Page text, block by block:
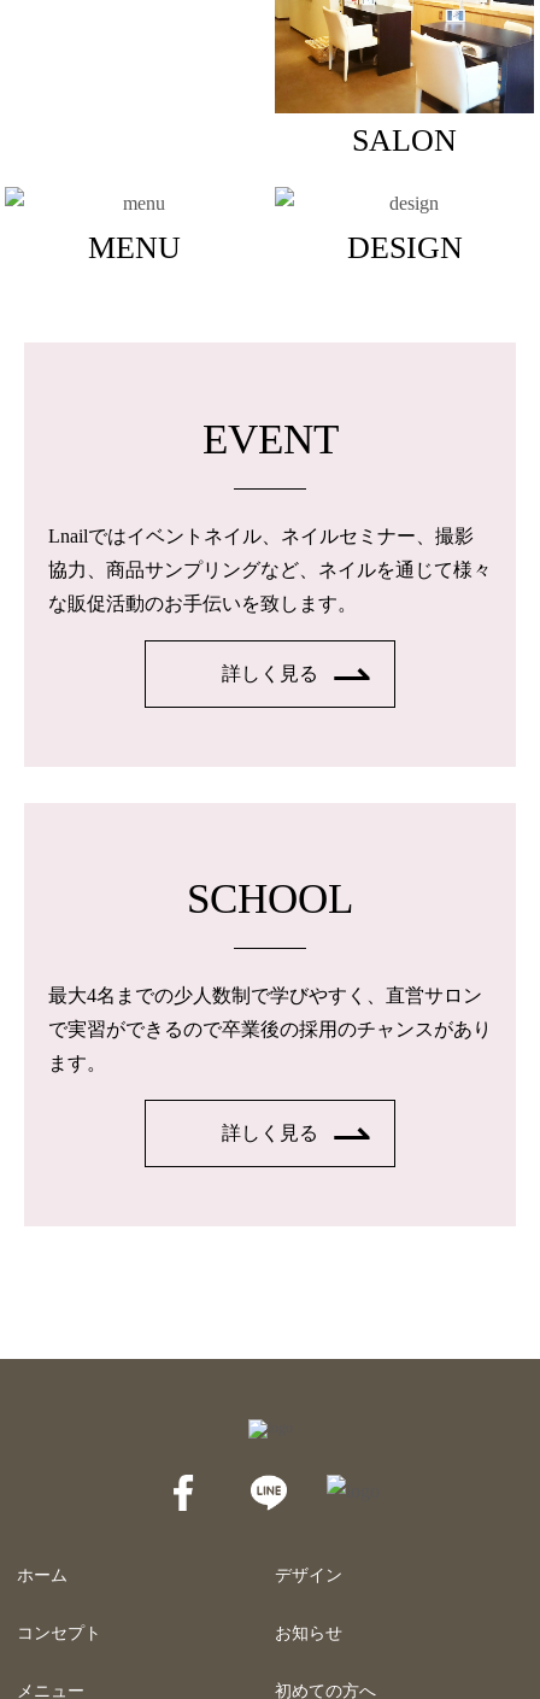
SALON
MENU DESIGN
EVENT
Lnailではイベントネイル、ネイルセミナー、撮影
協力、商品サンプリングなど、ネイルを通じて様々
な販促活動のお手伝いを致します。
詳しく見る
SCHOOL
最大4名までの少人数制で学びやすく、直営サロン
で実習ができるので卒業後の採用のチャンスがあり
ます。
詳しく見る
ホーム
コンセプト
メニュー
デザイン
お知らせ
初めての方へ